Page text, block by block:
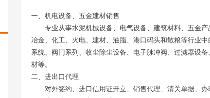
一、机电设备、五金建材销售
专业从事水泥机械设备、电气设备、建筑材料、五金
冶金、化工、火电、建材、油脂、港口码头和散粮等行业
系统、阀门系列、收尘除尘设备、电子脉冲阀、过滤器设
材等。
二、进出口代理
对外签约、进口信用证开立、销售代理、清关单据、